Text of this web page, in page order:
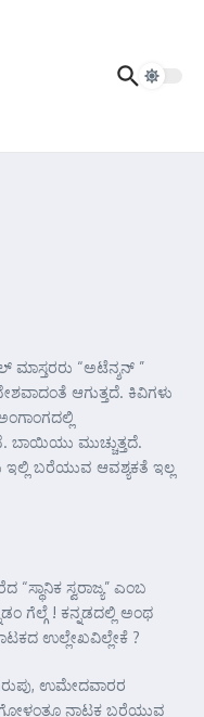
ಮಾಸ್ತರರು “ಅಟೆನ್ಶನ್ ”
ಆಗುತ್ತದೆ. ಕಿವಿಗಳು
ಬಾಯಿಯು ಮುಚ್ಚುತ್ತದೆ.
ಬರೆಯುವ ಆವಶ್ಯಕತೆ ಇಲ್ಲ
ಸ್ವರಾಜ್ಯ” ಎಂಬ
ಗೆಲ್ಗೆ ! ಕನ್ನಡದಲ್ಲಿ ಅಂಥ
ಉಲ್ಲೇಖವಿಲ್ಲೇಕೆ ?
ಉಮೇದವಾರರ
ಗೋಳಂತೂ ನಾಟಕ ಬರೆಯುವ